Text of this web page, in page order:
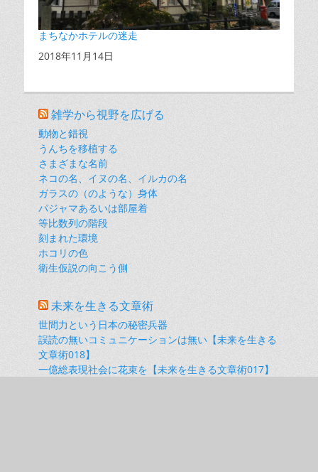
まちなかホテルの迷走
日付
2018年11月14日
雑学から視野を広げる
動物と錯視
うんちを移植する
さまざまな名前
ネコの名、イヌの名、イルカの名
ガラスの（のような）身体
パジャマあるいは部屋着
等比数列の階段
刻まれた環境
ホコリの色
衛生仮説の向こう側
未来を生きる文章術
世間力という日本の秘密兵器
誤読の無いコミュニケーションは無い【未来を生きる
文章術018】
一億総表現社会に花束を【未来を生きる文章術017】